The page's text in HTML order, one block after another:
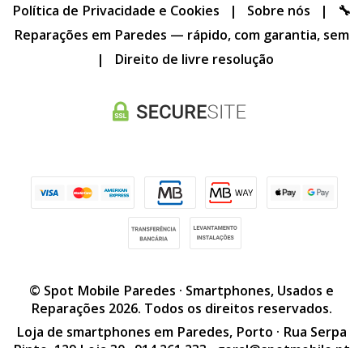
Política de Privacidade e Cookies | Sobre nós | 🔧
Reparações em Paredes — rápido, com garantia, sem
|
Direito de livre resolução
© Spot Mobile Paredes · Smartphones, Usados e
Reparações 2026. Todos os direitos reservados.
Loja de smartphones em Paredes, Porto · Rua Serpa